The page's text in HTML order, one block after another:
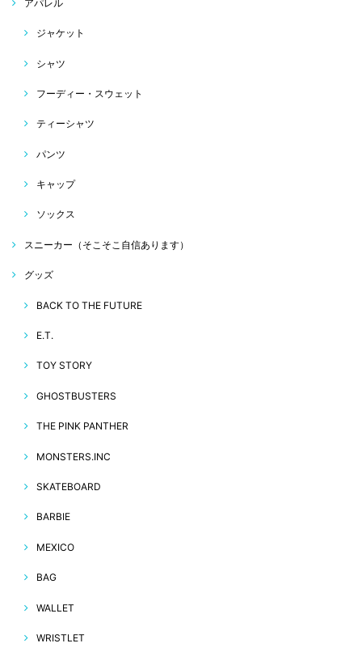
アパレル
ジャケット
シャツ
フーディー・スウェット
ティーシャツ
パンツ
キャップ
ソックス
スニーカー（そこそこ自信あります）
グッズ
BACK TO THE FUTURE
E.T.
TOY STORY
GHOSTBUSTERS
THE PINK PANTHER
MONSTERS.INC
SKATEBOARD
BARBIE
MEXICO
BAG
WALLET
WRISTLET